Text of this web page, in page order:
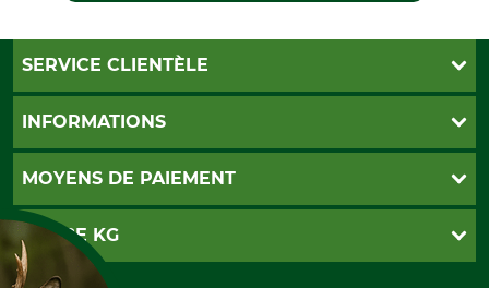
SERVICE CLIENTÈLE
Foire aux questions
Paramètres des cookies
INFORMATIONS
CGV
Conditions d'annulation
Formulaire de rétraction
Politique de confidentialité
MOYENS DE PAIEMENT
PayPal
Carte de crédit
Paiement á l'avance
GRUBE KG
Histoire